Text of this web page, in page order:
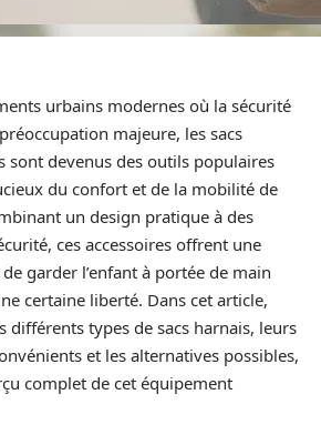
urbains modernes où la sécurité
majeure, les sacs
sont devenus des outils populaires
du confort et de la mobilité de
un design pratique à des
ces accessoires offrent une
garder l’enfant à portée de main
certaine liberté. Dans cet article,
différents types de sacs harnais, leurs
et les alternatives possibles,
complet de cet équipement